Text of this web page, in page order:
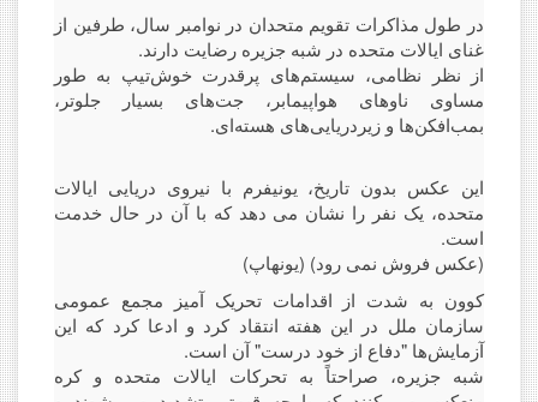
در طول مذاکرات تقویم متحدان در نوامبر سال، طرفین از
غنای ایالات متحده در شبه جزیره رضایت دارند.
از نظر نظامی، سیستم‌های پرقدرت خوش‌تیپ به طور
مساوی ناوهای هواپیمابر، جت‌های بسیار جلوتر،
بمب‌افکن‌ها و زیردریایی‌های هسته‌ای.
این عکس بدون تاریخ، یونیفرم با نیروی دریایی ایالات
متحده، یک نفر را نشان می دهد که با آن در حال خدمت
است.
(عکس فروش نمی رود) (یونهاپ)
کوون به شدت از اقدامات تحریک آمیز مجمع عمومی
سازمان ملل در این هفته انتقاد کرد و ادعا کرد که این
آزمایش‌ها "دفاع از خود درست" آن است.
شبه جزیره، صراحتاً به تحرکات ایالات متحده و کره